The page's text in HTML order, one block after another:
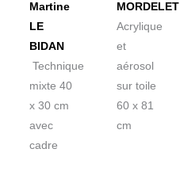
Martine
LE
BIDAN
Technique
mixte 40
x 30 cm
avec
cadre
MORDELET
Acrylique
et
aérosol
sur toile
60 x 81
cm